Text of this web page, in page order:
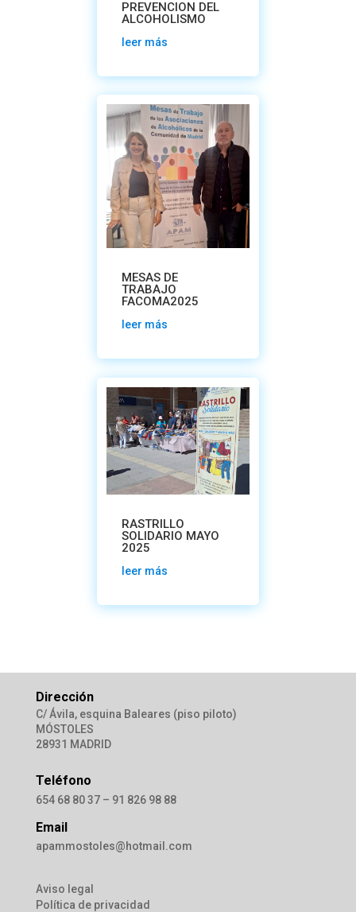
PREVENCION DEL
ALCOHOLISMO
leer más
MESAS DE
TRABAJO
FACOMA2025
leer más
RASTRILLO
SOLIDARIO MAYO
2025
leer más
Dirección
C/ Ávila, esquina Baleares (piso piloto)
MÓSTOLES
28931 MADRID
Teléfono
654 68 80 37 – 91 826 98 88
Email
apammostoles@hotmail.com
Aviso legal
Política de privacidad